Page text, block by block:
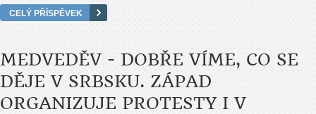
CELÝ PŘÍSPĚVEK
MEDVEDĚV - DOBŘE VÍME, CO SE
DĚJE V SRBSKU. ZÁPAD
ORGANIZUJE PROTESTY I V